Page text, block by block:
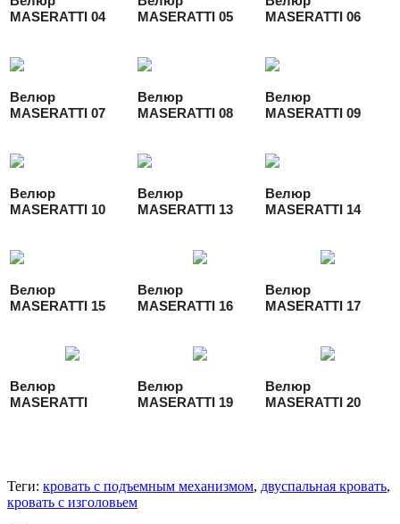
MASERATTI 04
MASERATTI 05
MASERATTI 06
Велюр
MASERATTI 07
Велюр
MASERATTI 08
Велюр
MASERATTI 09
Велюр
MASERATTI 10
Велюр
MASERATTI 13
Велюр
MASERATTI 14
Велюр
MASERATTI 15
Велюр
MASERATTI 16
Велюр
MASERATTI 17
Велюр
MASERATTI
Велюр
MASERATTI 19
Велюр
MASERATTI 20
Теги: кровать с подъемным механизмом, двуспальная кровать,
кровать с изголовьем